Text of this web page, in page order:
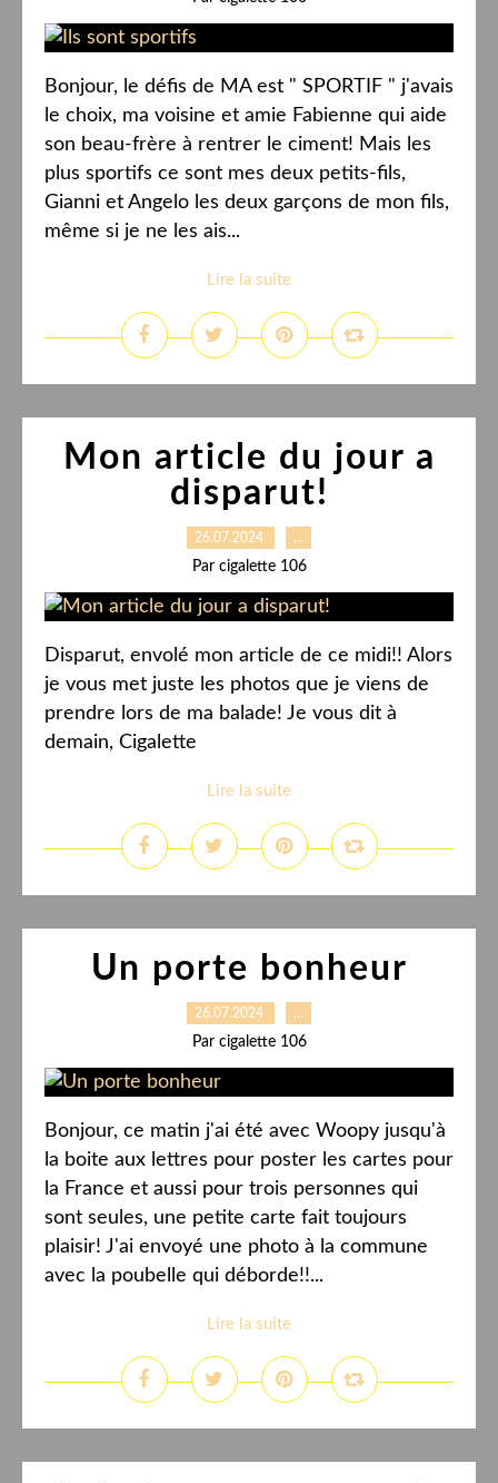
Bonjour, le défis de MA est " SPORTIF " j'avais
le choix, ma voisine et amie Fabienne qui aide
son beau-frère à rentrer le ciment! Mais les
plus sportifs ce sont mes deux petits-fils,
Gianni et Angelo les deux garçons de mon fils,
même si je ne les ais...
Lire la suite
Mon article du jour a
disparut!
26.07.2024 …
Par cigalette 106
Disparut, envolé mon article de ce midi!! Alors
je vous met juste les photos que je viens de
prendre lors de ma balade! Je vous dit à
demain, Cigalette
Lire la suite
Un porte bonheur
26.07.2024 …
Par cigalette 106
Bonjour, ce matin j'ai été avec Woopy jusqu'à
la boite aux lettres pour poster les cartes pour
la France et aussi pour trois personnes qui
sont seules, une petite carte fait toujours
plaisir! J'ai envoyé une photo à la commune
avec la poubelle qui déborde!!...
Lire la suite